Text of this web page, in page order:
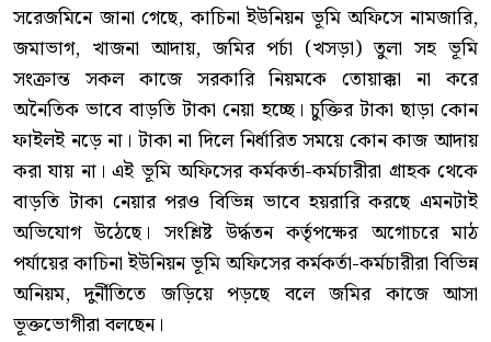
সরেজমিনে জানা গেছে, কাচিনা ইউনিয়ন ভূমি অফিসে নামজারি,
জমাভাগ, খাজনা আদায়, জমির পর্চা (খসড়া) তুলা সহ ভূমি
সংক্রান্ত সকল কাজে সরকারি নিয়মকে তোয়াক্কা না করে
অনৈতিক ভাবে বাড়তি টাকা নেয়া হচ্ছে। চুক্তির টাকা ছাড়া কোন
ফাইলই নড়ে না। টাকা না দিলে নির্ধারিত সময়ে কোন কাজ আদায়
করা যায় না। এই ভূমি অফিসের কর্মকর্তা-কর্মচারীরা গ্রাহক থেকে
বাড়তি টাকা নেয়ার পরও বিভিন্ন ভাবে হয়রারি করছে এমনটাই
অভিযোগ উঠেছে। সংশ্লিষ্ট উর্দ্ধতন কর্তৃপক্ষের অগোচরে মাঠ
পর্যায়ের কাচিনা ইউনিয়ন ভূমি অফিসের কর্মকর্তা-কর্মচারীরা বিভিন্ন
অনিয়ম, দুর্নীতিতে জড়িয়ে পড়ছে বলে জমির কাজে আসা
ভূক্তভোগীরা বলছেন।